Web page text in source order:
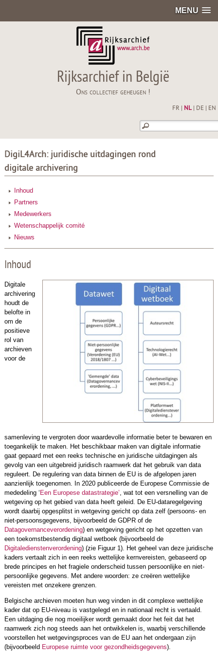
MENU
Rijksarchief in België
Ons collectief geheugen !
FR NL| DE EN
DigiL4Arch: juridische uitdagingen rond
digitale archivering
Inhoud
Partners
Medewerkers
Wetenschappelijk comité
Nieuws
Inhoud
Digitale
archivering
houdt de
belofte in
om de
positieve
rol van
archieven
voor de
samenleving te vergroten door waardevolle informatie beter te bewaren en
toegankelijk te maken. Het beschikbaar maken van digitale informatie
gaat gepaard met een reeks technische en juridische uitdagingen als
gevolg van een uitgebreid juridisch raamwerk dat het gebruik van data
reguleert. De regulering van data binnen de EU is de afgelopen jaren
aanzienlijk toegenomen. In 2020 publiceerde de Europese Commissie de
mededeling ‘ Een Europese datastrategie’ , wat tot een versnelling van de
wetgeving op het gebied van data heeft geleid. De EU-dataregelgeving
wordt daarbij opgesplitst in wetgeving gericht op data zelf (persoons- en
niet-persoonsgegevens, bijvoorbeeld de GDPR of de
Datagovernanceverordening) en wetgeving gericht op het opzetten van
een toekomstbestendig digitaal wetboek (bijvoorbeeld de
Digitaledienstenverordening) (zie Figuur 1). Het geheel van deze juridische
kaders vertaalt zich in een reeks wettelijke kernvereisten, gebaseerd op
brede principes en het fragiele onderscheid tussen persoonlijke en niet-
persoonlijke gegevens. Met andere woorden: ze creëren wettelijke
vereisten met onzekere grenzen.
Belgische archieven moeten hun weg vinden in dit complexe wettelijke
kader dat op EU-niveau is vastgelegd en in nationaal recht is vertaald.
Een uitdaging die nog moeilijker wordt gemaakt door het feit dat het
raamwerk zich nog steeds aan het ontwikkelen is, waarbij verschillende
voorstellen het wetgevingsproces van de EU aan het ondergaan zijn
(bijvoorbeeld Europese ruimte voor gezondheidsgegevens).